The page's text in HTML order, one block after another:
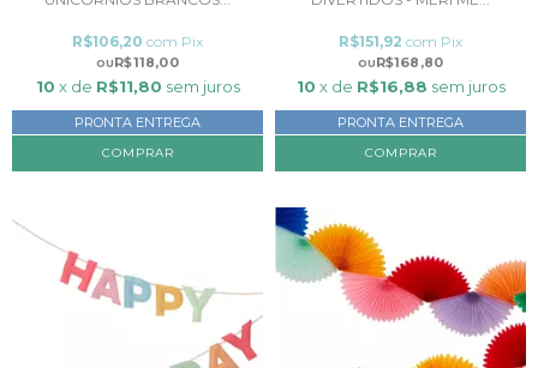
R$118,00
R$106,20 com Pix
10 x de R$11,80 sem juros
PRONTA ENTREGA
R$168,80
R$151,92 com Pix
10 x de R$16,88 sem juros
PRONTA ENTREGA